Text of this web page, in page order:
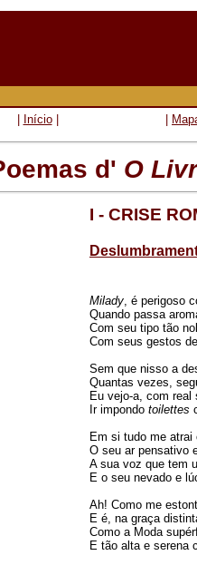
Início|
d' O
I - CRISE
Milady, é perigoso
Quando passa
Com seu tipo tão
Com seus gestos
Sem que nisso a
Quantas vezes,
Eu vejo-a, com real
Ir impondo toilettes
Em si tudo me atrai
O seu ar pensativo
A sua voz que tem
E o seu nevado e
Ah! Como me
E é, na graça
Como a Moda
E tão alta e serena